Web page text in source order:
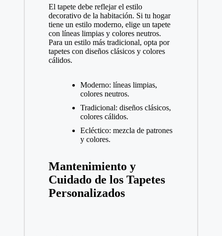
El tapete debe reflejar el estilo
decorativo de la habitación. Si tu hogar
tiene un estilo moderno, elige un tapete
con líneas limpias y colores neutros.
Para un estilo más tradicional, opta por
tapetes con diseños clásicos y colores
cálidos.
Moderno: líneas limpias,
colores neutros.
Tradicional: diseños clásicos,
colores cálidos.
Ecléctico: mezcla de patrones
y colores.
Mantenimiento y
Cuidado de los Tapetes
Personalizados